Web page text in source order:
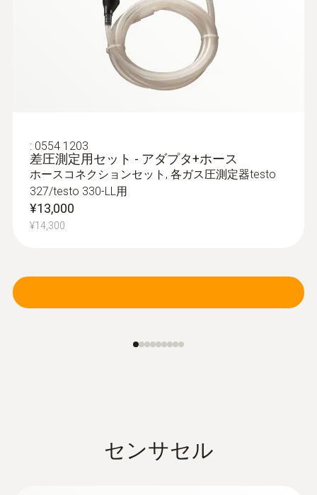
排ガスプローブ - φ6㎜ / 180㎜ / 500℃
クイックチェンジシステムにより、プロー
ブシャフトを容易に交換
クイックチェンジシステムにより、プロー
: 0554 1203
差圧測定用セット - アダプタ+ホース
ホースコネクションセット, 各ガス圧測定器testo
327/testo 330-LL用
¥13,000
¥14,300
センサセル